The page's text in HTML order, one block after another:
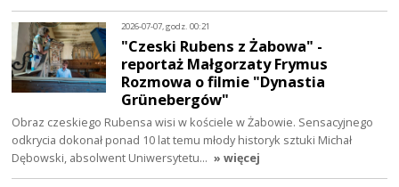
2026-07-07, godz. 00:21
"Czeski Rubens z Żabowa" -
reportaż Małgorzaty Frymus
Rozmowa o filmie "Dynastia
Grünebergów"
Obraz czeskiego Rubensa wisi w kościele w Żabowie. Sensacyjnego
odkrycia dokonał ponad 10 lat temu młody historyk sztuki Michał
Dębowski, absolwent Uniwersytetu… » więcej